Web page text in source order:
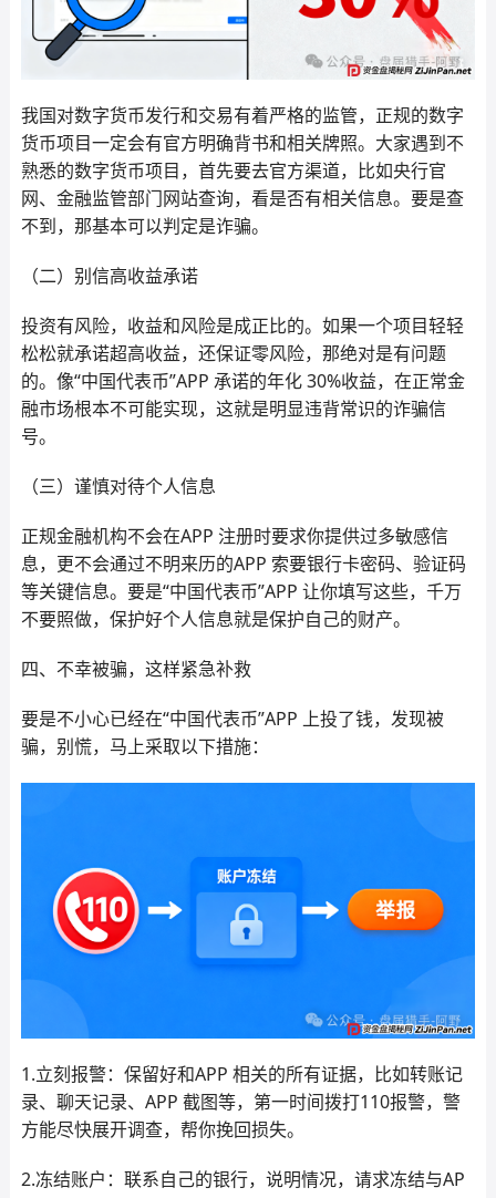
我国对数字货币发行和交易有着严格的监管，正规的数字
货币项目一定会有官方明确背书和相关牌照。大家遇到不
熟悉的数字货币项目，首先要去官方渠道，比如央行官
网、金融监管部门网站查询，看是否有相关信息。要是查
不到，那基本可以判定是诈骗。
（二）别信高收益承诺
投资有风险，收益和风险是成正比的。如果一个项目轻轻
松松就承诺超高收益，还保证零风险，那绝对是有问题
的。像“中国代表币”APP 承诺的年化 30%收益，在正常金
融市场根本不可能实现，这就是明显违背常识的诈骗信
号。
（三）谨慎对待个人信息
正规金融机构不会在APP 注册时要求你提供过多敏感信
息，更不会通过不明来历的APP 索要银行卡密码、验证码
等关键信息。要是“中国代表币”APP 让你填写这些，千万
不要照做，保护好个人信息就是保护自己的财产。
四、不幸被骗，这样紧急补救
要是不小心已经在“中国代表币”APP 上投了钱，发现被
骗，别慌，马上采取以下措施：
1.立刻报警：保留好和APP 相关的所有证据，比如转账记
录、聊天记录、APP 截图等，第一时间拨打110报警，警
方能尽快展开调查，帮你挽回损失。
2.冻结账户：联系自己的银行，说明情况，请求冻结与AP